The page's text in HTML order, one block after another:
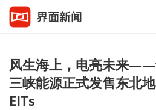
风生海上，电亮未来——
三峡能源正式发售东北
EITs